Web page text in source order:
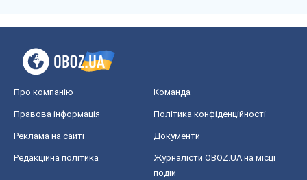
Про компанію Команда
Правова інформація Політика конфіденційності
Реклама на сайті Документи
Редакційна політика
Журналісти OBOZ.UA на місці
подій